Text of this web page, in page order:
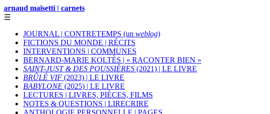
arnaud maïsetti | carnets
☰
JOURNAL | CONTRETEMPS (un weblog)
FICTIONS DU MONDE | RÉCITS
INTERVENTIONS | COMMUNES
BERNARD-MARIE KOLTÈS | « RACONTER BIEN »
SAINT-JUST & DES POUSSIÈRES (2021) | LE LIVRE
BRÛLÉ VIF (2023) | LE LIVRE
BABYLONE (2025) | LE LIVRE
LECTURES | LIVRES, PIÈCES, FILMS
NOTES & QUESTIONS | LIRECRIRE
ANTHOLOGIE PERSONNELLE | PAGES